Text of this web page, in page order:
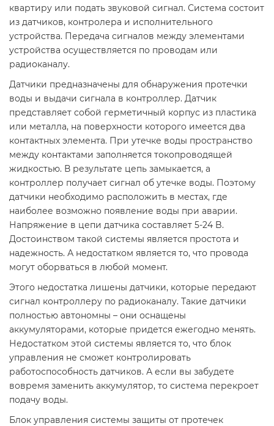
квартиру или подать звуковой сигнал. Система состоит
из датчиков, контролера и исполнительного
устройства. Передача сигналов между элементами
устройства осуществляется по проводам или
радиоканалу.
Датчики предназначены для обнаружения протечки
воды и выдачи сигнала в контроллер. Датчик
представляет собой герметичный корпус из пластика
или металла, на поверхности которого имеется два
контактных элемента. При утечке воды пространство
между контактами заполняется токопроводящей
жидкостью. В результате цепь замыкается, а
контроллер получает сигнал об утечке воды. Поэтому
датчики необходимо расположить в местах, где
наиболее возможно появление воды при аварии.
Напряжение в цепи датчика составляет 5-24 B.
Достоинством такой системы является простота и
надежность. А недостатком является то, что провода
могут оборваться в любой момент.
Этого недостатка лишены датчики, которые передают
сигнал контроллеру по радиоканалу. Такие датчики
полностью автономны – они оснащены
аккумуляторами, которые придется ежегодно менять.
Недостатком этой системы является то, что блок
управления не сможет контролировать
работоспособность датчиков. А если вы забудете
вовремя заменить аккумулятор, то система перекроет
подачу воды.
Блок управления системы защиты от протечек